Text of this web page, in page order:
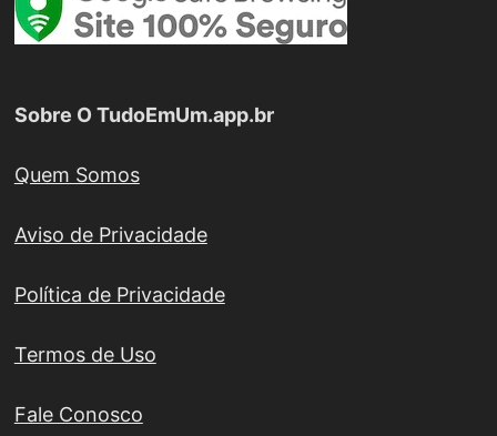
Sobre O TudoEmUm.app.br
Quem Somos
Aviso de Privacidade
Política de Privacidade
Termos de Uso
Fale Conosco